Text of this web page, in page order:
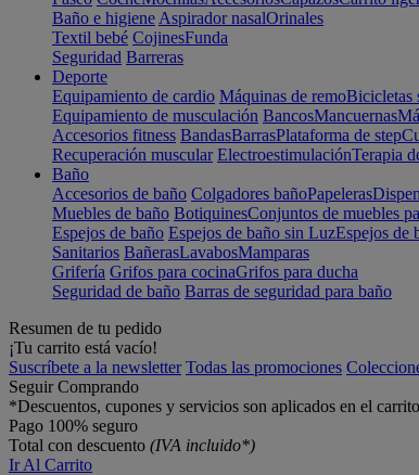
Baño e higiene Aspirador nasalOrinales
Textil bebé CojinesFunda
Seguridad Barreras
Deporte
Equipamiento de cardio Máquinas de remoBicicletas
Equipamiento de musculación BancosMancuernas
Accesorios fitness BandasBarrasPlataforma de step
Recuperación muscular ElectroestimulaciónTerapia
Baño
Accesorios de baño Colgadores bañoPapeleras
Muebles de baño BotiquinesConjuntos de muebles
Espejos de baño Espejos de baño sin LuzEspejos de
Sanitarios BañerasLavabosMamparas
Grifería Grifos para cocinaGrifos para ducha
Seguridad de baño Barras de seguridad para baño
Resumen de tu pedido
¡Tu carrito está vacío!
Suscríbete a la newsletter Todas las promociones
Seguir Comprando
*Descuentos, cupones y servicios son aplicados en el
Pago 100% seguro
Total con descuento (IVA incluido*)
Ir Al Carrito